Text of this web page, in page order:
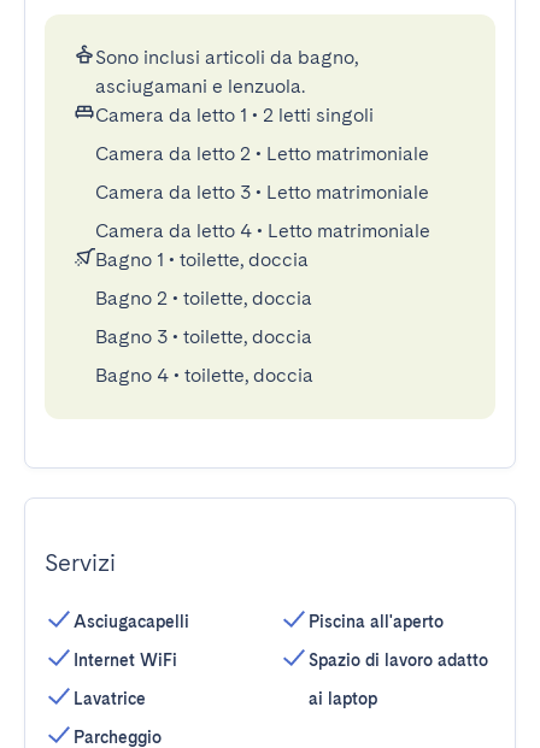
Sono inclusi articoli da bagno,
asciugamani e lenzuola.
Camera da letto 1 • 2 letti singoli
Camera da letto 2 • Letto matrimoniale
Camera da letto 3 • Letto matrimoniale
Camera da letto 4 • Letto matrimoniale
Bagno 1 • toilette, doccia
Bagno 2 • toilette, doccia
Bagno 3 • toilette, doccia
Bagno 4 • toilette, doccia
Servizi
Asciugacapelli
Internet WiFi
Lavatrice
Parcheggio
Piscina all'aperto
Spazio di lavoro adatto
ai laptop